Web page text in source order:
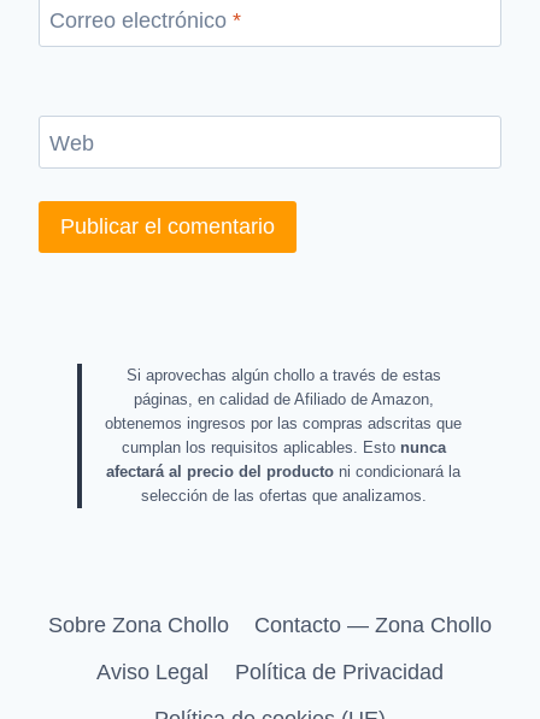
Correo electrónico *
Web
Si aprovechas algún chollo a través de estas
páginas, en calidad de Afiliado de Amazon,
obtenemos ingresos por las compras adscritas que
cumplan los requisitos aplicables. Esto nunca
afectará al precio del producto ni condicionará la
selección de las ofertas que analizamos.
Sobre Zona Chollo
Contacto — Zona Chollo
Aviso Legal
Política de Privacidad